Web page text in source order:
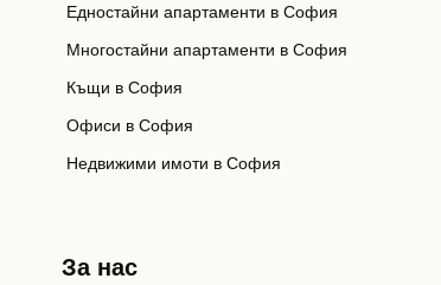
Едностайни апартаменти в София
Многостайни апартаменти в София
Къщи в София
Офиси в София
Недвижими имоти в София
За нас